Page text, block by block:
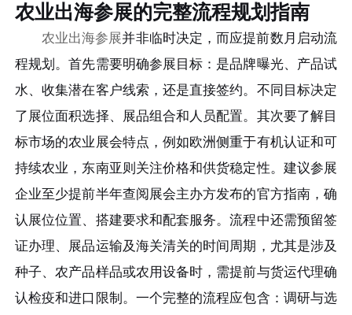
农业出海参展的完整流程规划指南
农业出海参展并非临时决定，而应提前数月启动流
程规划。首先需要明确参展目标：是品牌曝光、产品试
水、收集潜在客户线索，还是直接签约。不同目标决定
了展位面积选择、展品组合和人员配置。其次要了解目
标市场的农业展会特点，例如欧洲侧重于有机认证和可
持续农业，东南亚则关注价格和供货稳定性。建议参展
企业至少提前半年查阅展会主办方发布的官方指南，确
认展位位置、搭建要求和配套服务。流程中还需预留签
证办理、展品运输及海关清关的时间周期，尤其是涉及
种子、农产品样品或农用设备时，需提前与货运代理确
认检疫和进口限制。一个完整的流程应包含：调研与选